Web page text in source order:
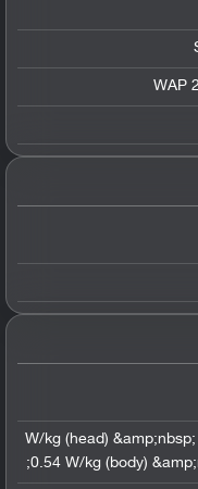
WAP
1.23 W/kg (head)
0.54 W/kg (body)